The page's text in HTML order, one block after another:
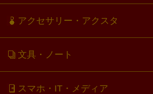
アクセサリー・アクスタ
文具・ノート
スマホ・IT・メディア